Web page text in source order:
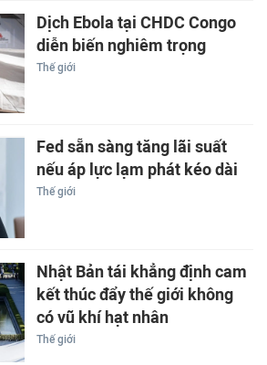
Dịch Ebola tại CHDC Congo
diễn biến nghiêm trọng
Thế giới
Fed sẵn sàng tăng lãi suất
nếu áp lực lạm phát kéo dài
Thế giới
Nhật Bản tái khẳng định cam
kết thúc đẩy thế giới không
có vũ khí hạt nhân
Thế giới